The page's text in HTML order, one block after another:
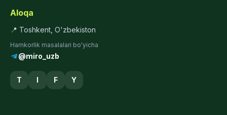
Aloqa
📍 Toshkent, O'zbekiston
Hamkorlik masalalari bo'yicha
@miro_uzb
T I F Y